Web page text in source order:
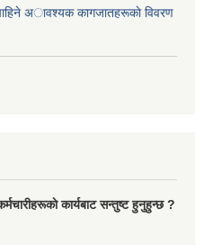
अावश्यक कागजातहरूकाे विवरण
कार्यबाट सन्तुष्ट हुनुहुन्छ ?